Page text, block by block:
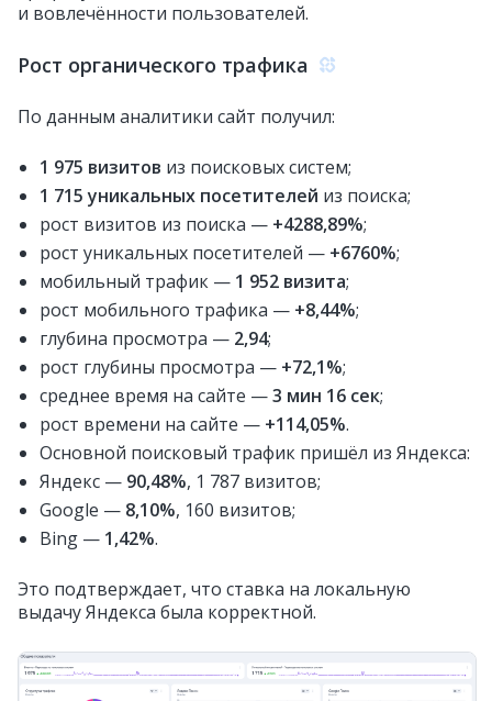
и вовлечённости пользователей.
Рост органического трафика
По данным аналитики сайт получил:
1 975 визитов из поисковых систем;
1 715 уникальных посетителей из поиска;
рост визитов из поиска — +4288,89%;
рост уникальных посетителей — +6760%;
мобильный трафик — 1 952 визита;
рост мобильного трафика — +8,44%;
глубина просмотра — 2,94;
рост глубины просмотра — +72,1%;
среднее время на сайте —3 мин 16 сек;
рост времени на сайте — +114,05%.
Основной поисковый трафик пришёл из Яндекса:
Яндекс — 90,48%, 1 787 визитов;
Google — 8,10%, 160 визитов;
Bing — 1,42%.
Это подтверждает, что ставка на локальную
выдачу Яндекса была корректной.